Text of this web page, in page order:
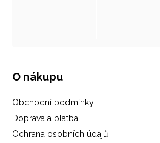
O nákupu
Obchodní podmínky
Doprava a platba
Ochrana osobních údajů